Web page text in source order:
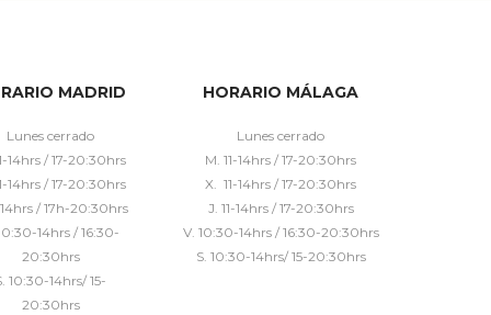
MADRID
Lunes cerrado
14hrs / 17-20:30hrs
14hrs / 17-20:30hrs
14hrs / 17h-20:30hrs
14hrs / 16:30-
20:30hrs
10:30-14hrs/ 15-
20:30hrs
HORARIO MÁLAGA
Lunes cerrado
M. 11-14hrs / 17-20:30hrs
X. 11-14hrs / 17-20:30hrs
J. 11-14hrs / 17-20:30hrs
V. 10:30-14hrs / 16:30-20:30hrs
S. 10:30-14hrs/ 15-20:30hrs